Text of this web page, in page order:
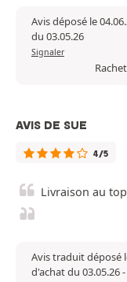
Avis déposé le
du 03.05.26
Signaler
AVIS DE SUE
4/5
Livraison au
Avis traduit déposé
d'achat du 03.05.26-